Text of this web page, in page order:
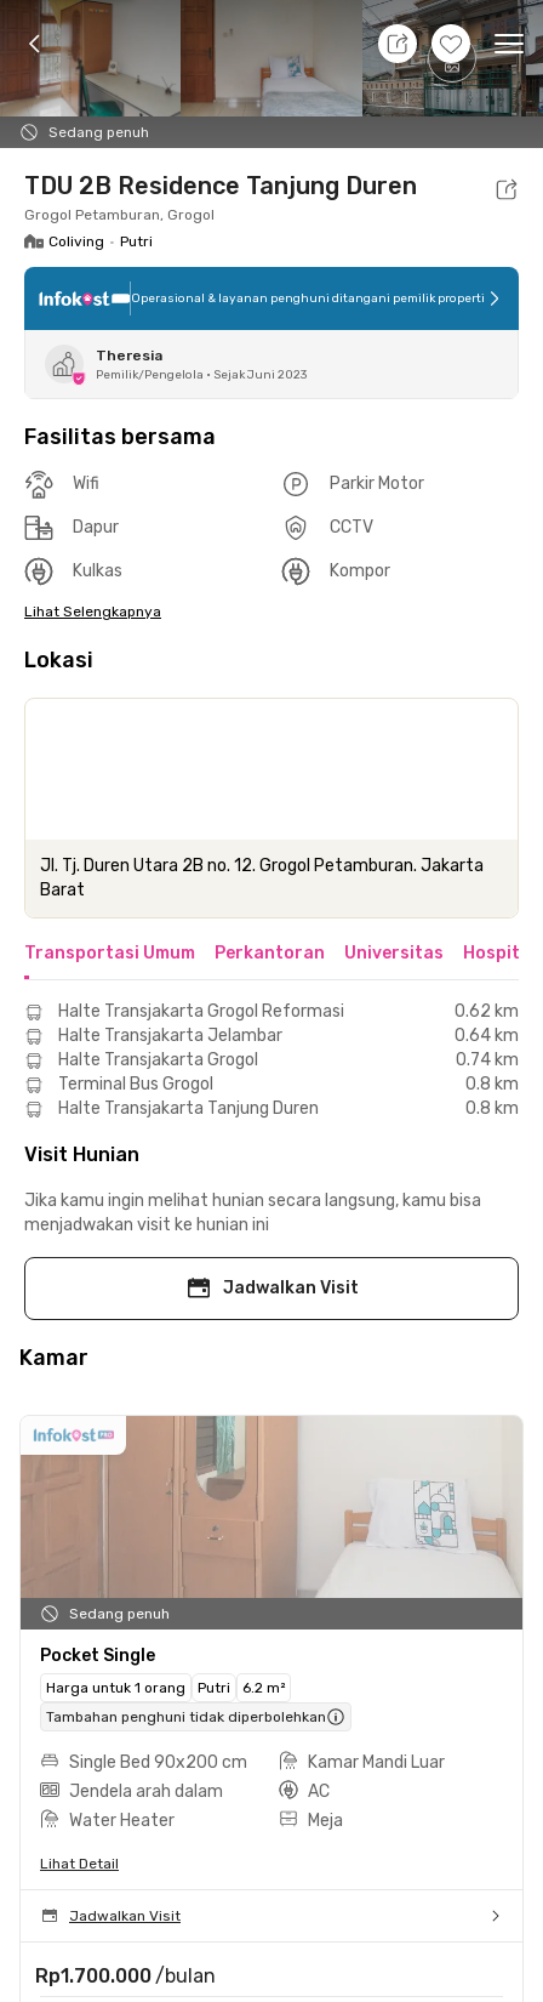
+3
Sedang penuh
8 Agt 26 - Belum tahu
Foto Fasilitas bersama Lokasi Kamar
TDU 2B Residence Tanjung Duren
Grogol Petamburan, Grogol
Coliving • Putri
Operasional & layanan penghuni ditangani pemilik properti
Theresia
Pemilik/Pengelola • Sejak Juni 2023
Fasilitas bersama
Wifi Parkir Motor
Dapur CCTV
Kulkas Kompor
Lihat Selengkapnya
Lokasi
Jl. Tj. Duren Utara 2B no. 12. Grogol Petamburan. Jakarta
Barat
Transportasi Umum Perkantoran Universitas Hospital
Halte Transjakarta Grogol Reformasi
0.62 km
Halte Transjakarta Jelambar
0.64 km
Halte Transjakarta Grogol
0.74 km
Terminal Bus Grogol
0.8 km
Halte Transjakarta Tanjung Duren
0.8 km
Visit Hunian
Jika kamu ingin melihat hunian secara langsung, kamu bisa
menjadwakan visit ke hunian ini
Jadwalkan Visit
Kamar
Sedang penuh
Pocket Single
Harga untuk 1 orang Putri
6.2 m²
Tambahan penghuni tidak diperbolehkan
Single Bed 90x200 cm
Kamar Mandi Luar
Jendela arah dalam
AC
Water Heater
Meja
Lihat Detail
Jadwalkan Visit
Rp1.700.000 /bulan